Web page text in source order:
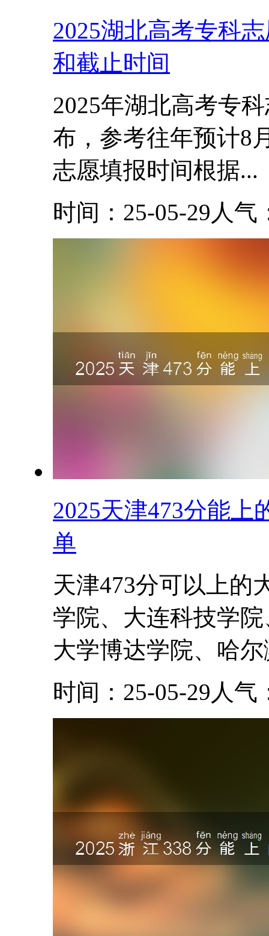
2025湖北高考专科
和截止时间
2025年湖北高考专
布，参考往年预计8
志愿填报时间根据...
时间：25-05-29 人气
2025天津473分能上
单
天津473分可以上的
学院、大连科技学
大学博达学院、哈
时间：25-05-29 人气